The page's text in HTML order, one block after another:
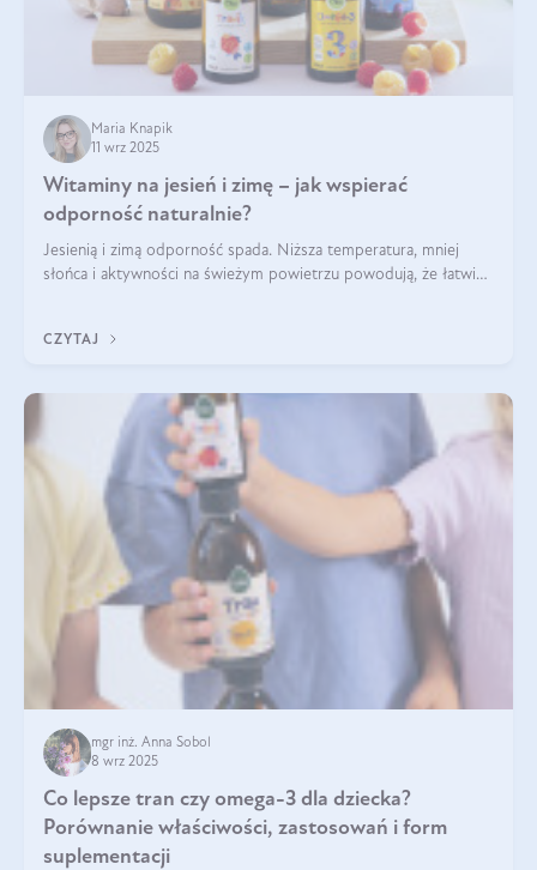
Maria Knapik
11 wrz 2025
Witaminy na jesień i zimę – jak wspierać
odporność naturalnie?
Jesienią i zimą odporność spada. Niższa temperatura, mniej
słońca i aktywności na świeżym powietrzu powodują, że łatwiej
suplementować jesienią i zimą?
CZYTAJ
mgr inż. Anna Sobol
8 wrz 2025
Co lepsze tran czy omega-3 dla dziecka?
Porównanie właściwości, zastosowań i form
suplementacji